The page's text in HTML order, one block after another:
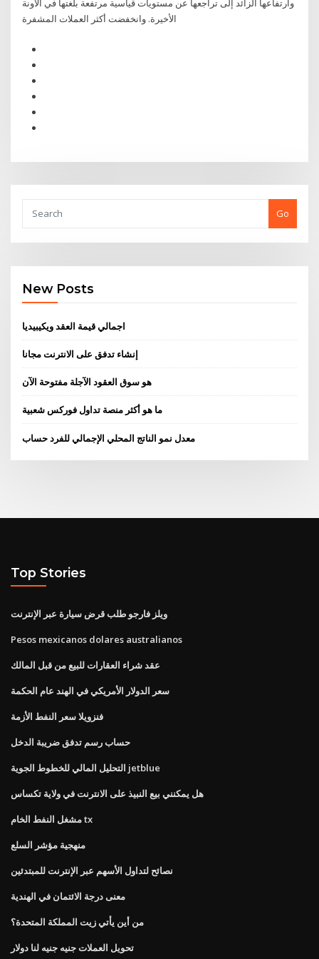
وارتفاعها الزائد إلى تراجعها عن مستويات قياسية مرتفعة بلغتها في الآونة
الأخيرة. وانخفضت أكثر العملات المشفرة
Go
New Posts
اجمالي قيمة العقد ويكيبيديا
إنشاء تدفق على الانترنت مجانا
هو سوق العقود الآجلة مفتوحة الآن
ما هو أكثر منصة تداول فوركس شعبية
معدل نمو الناتج المحلي الإجمالي للفرد حساب
Top Stories
ويلز فارجو طلب قرض سيارة عبر الإنترنت
Pesos mexicanos dolares australianos
عقد شراء العقارات للبيع من قبل المالك
سعر الدولار الأمريكي في الهند عام الحكمة
فنزويلا سعر النفط الأزمة
حساب رسم تدفق ضريبة الدخل
التحليل المالي للخطوط الجوية jetblue
هل يمكنني بيع النبيذ على الانترنت في ولاية تكساس
مشغل النفط الخام tx
منهجية مؤشر السلع
نصائح لتداول الأسهم عبر الإنترنت للمبتدئين
معنى درجة الائتمان في الهندية
من أين يأتي زيت المملكة المتحدة؟
تحويل العملات جنيه جنيه لنا دولار